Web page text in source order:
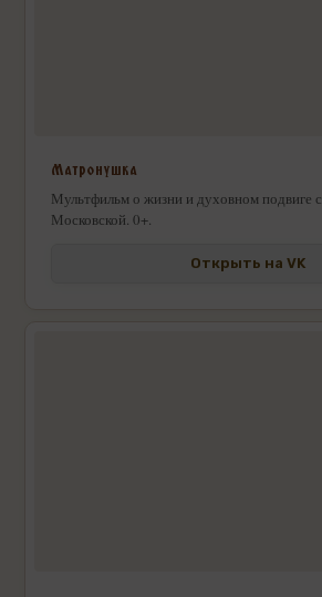
Матронушка
Мультфильм о жизни и духовном подвиге
Московской. 0+.
Открыть на VK